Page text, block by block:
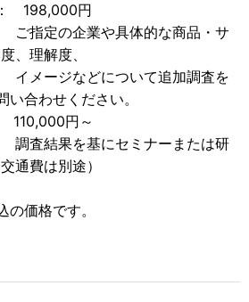
198,000円
や具体的な商品・サ
、理解度、
について追加調査を
合わせください。
110,000円～
にセミナーまたは研
通費は別途）
価格です。